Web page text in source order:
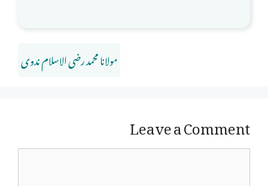
مولانا محمد رضی الاسلام ندوی
Leave a Comment